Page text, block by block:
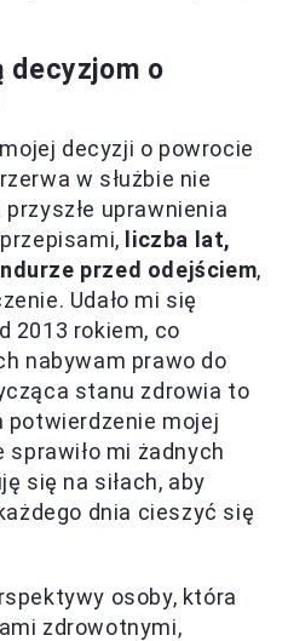
decyzjom o
decyzji o powrocie
w służbie nie
uprawnienia
liczba lat,
przed odejściem,
Udało mi się
2013 rokiem, co
nabywam prawo do
stanu zdrowia to
potwierdzenie mojej
sprawiło mi żadnych
się na siłach, aby
dnia cieszyć się
osoby, która
zdrowotnymi,